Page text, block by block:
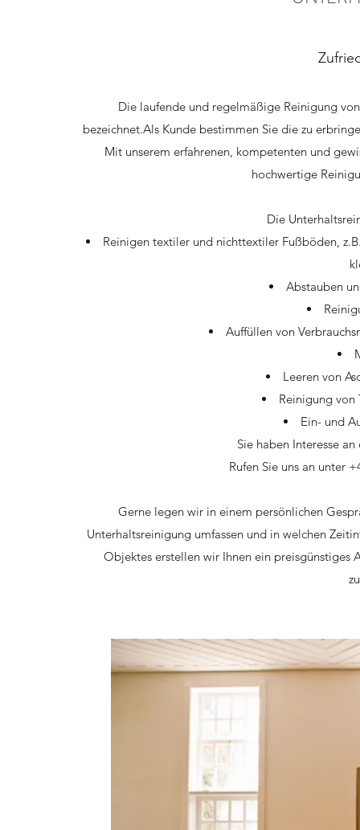
Die laufende und regelmäßige Reinigung
bezeichnet.Als Kunde bestimmen Sie die zu
Mit unserem erfahrenen, kompetenten und
hochwertige
Die
Reinigen textiler und nichttextiler Fußböden,
Abstauben
Auffüllen von
Leeren von
Reinigung von
Ein- und
Sie haben Interesse
Rufen Sie uns an unter
Gerne legen wir in einem persönlichen
Unterhaltsreinigung umfassen und in welchen
Objektes erstellen wir Ihnen ein preisgünstiges